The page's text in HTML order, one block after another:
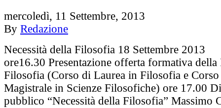
mercoledì, 11 Settembre, 2013
By Redazione
Necessità della Filosofia 18 Settembre 2013
ore16.30 Presentazione offerta formativa della
Filosofia (Corso di Laurea in Filosofia e
Magistrale in Scienze Filosofiche) ore 17.00
pubblico “Necessità della Filosofia” Massimo